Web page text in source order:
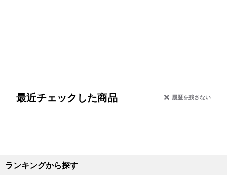
最近チェックした商品 履歴を残さない
ランキングから探す